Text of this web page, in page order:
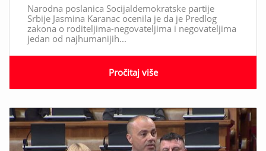
Narodna poslanica Socijaldemokratske partije
Srbije Jasmina Karanac ocenila je da je Predlog
zakona o roditeljima-negovateljima i negovateljima
jedan od najhumanijih...
Pročitaj više